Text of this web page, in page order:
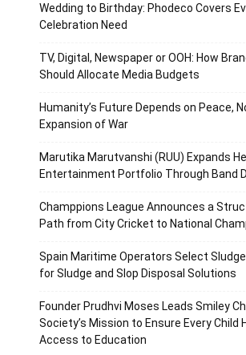
Wedding to Birthday: Phodeco Covers
Celebration Need
TV, Digital, Newspaper or OOH: How
Should Allocate Media Budgets
Humanity’s Future Depends on Peace,
Expansion of War
Marutika Marutvanshi (RUU) Expands
Entertainment Portfolio Through Band
Champpions League Announces a
Path from City Cricket to National
Spain Maritime Operators Select
for Sludge and Slop Disposal Solutions
Founder Prudhvi Moses Leads Smiley
Society’s Mission to Ensure Every Child
Access to Education